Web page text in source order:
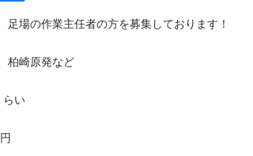
足場の作業主任者の方を募集しております！
柏崎原発など
らい